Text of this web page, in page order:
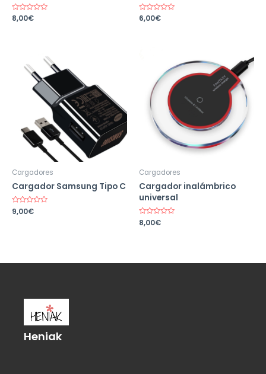
Valorado
en
8,00€
Valorado
en
6,00€
Cargadores
Cargador Samsung Tipo C
Valorado
en
9,00€
Cargadores
Cargador inalámbrico
universal
Valorado
en
8,00€
Heniak